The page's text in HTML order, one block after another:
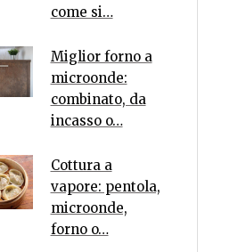
come si…
Miglior forno a
microonde:
combinato, da
incasso o…
Cottura a
vapore: pentola,
microonde,
forno o…